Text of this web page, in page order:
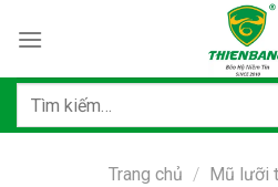
qua
dungTìm
Trang chủ / Mũ lưỡi